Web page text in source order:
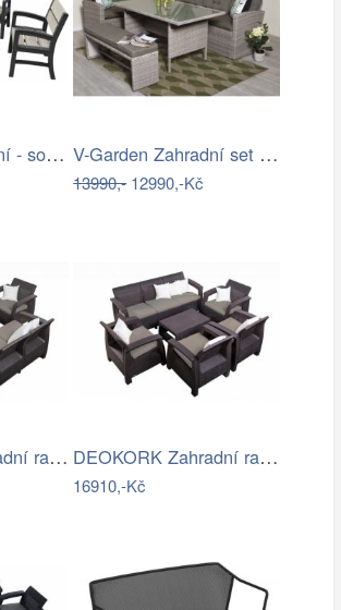
Zahradní posezení - souprava - UZN V-Garden Zahradní set TUNIS SET 6
13990,-12990,-Kč
DEOKORK Zahradní ratanová sestava … DEOKORK Zahradní ratanová sestava…
16910,-Kč